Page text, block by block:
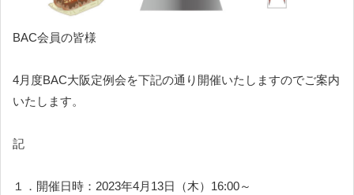
BAC会員の皆様
4月度BAC大阪定例会を下記の通り開催いたしますのでご案内
いたします。
記
１．開催日時：2023年4月13日（木）16:00～